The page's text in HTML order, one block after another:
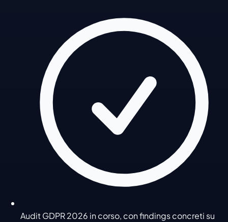
Audit GDPR 2026 in corso, con findings concreti su